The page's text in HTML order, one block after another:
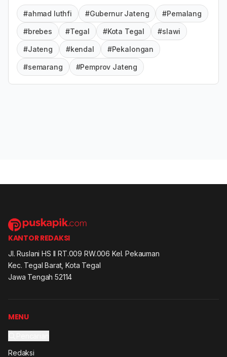
#ahmad luthfi #Gubernur Jateng #Pemalang
#brebes #Tegal #Kota Tegal #slawi
#Jateng #kendal #Pekalongan
#semarang #Pemprov Jateng
KANTOR REDAKSI
Jl. Ruslani HS II RT.009 RW.006 Kel. Pekauman
Kec. Tegal Barat, Kota Tegal
Jawa Tengah 52114
MENU
Redaksi